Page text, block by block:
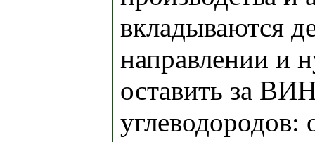
вкладываются
направлении и
оставить за